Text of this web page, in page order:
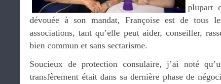
plupart
dévouée à son mandat, Françoise est de tous
associations, tant qu’elle peut aider, conseiller,
bien commun et sans sectarisme.
Soucieux de protection consulaire, j’ai noté
transfèrement était dans sa dernière phase de